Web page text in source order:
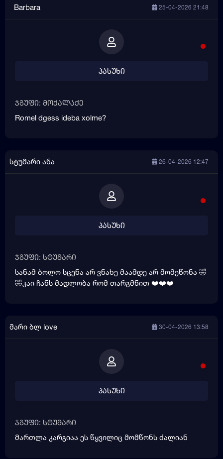
Barbara 25-04-2026 21:48
პასუხი
ჯგუფი: მოქალაქე
Romel dgess ideba xolme?
სტუმარი ანა 26-04-2026 12:47
პასუხი
ჯგუფი: სტუმარი
სანამ ბოლო სცენა არ ვნახე მაამდე არ მომეწონა 🤣
🤣კაი ჩანს მადლობა რომ თარგმნით ❤️❤️❤️
მარი ბლ love 30-04-2026 13:58
პასუხი
ჯგუფი: სტუმარი
მართლა კარგიაა ეს წყვილიც მომწონს ძალიან